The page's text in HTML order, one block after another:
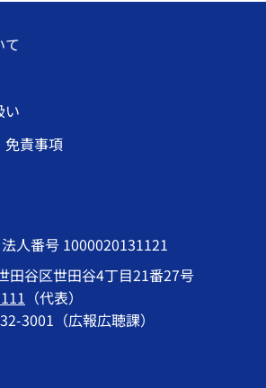
て
い
免責事項
法人番号 1000020131121
田谷区世田谷4丁目21番27号
（代表）
3001（広報広聴課）